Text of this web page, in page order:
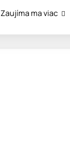
Zaujíma ma viac